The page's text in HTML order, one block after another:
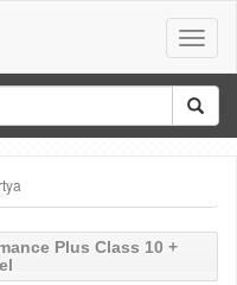
Toggle
Plus Class 10 +